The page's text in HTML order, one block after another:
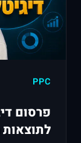
PPC
פרסום
לתוצאות